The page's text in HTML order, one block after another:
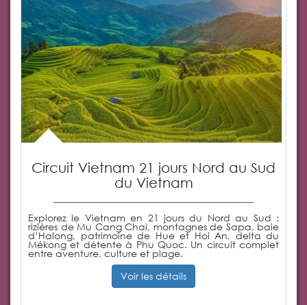
Circuit Vietnam 21 jours Nord au Sud
du Vietnam
Explorez le Vietnam en 21 jours du Nord au Sud :
rizières de Mu Cang Chai, montagnes de Sapa, baie
d’Halong, patrimoine de Hue et Hoi An, delta du
Mékong et détente à Phu Quoc. Un circuit complet
entre aventure, culture et plage.
Voir les détails